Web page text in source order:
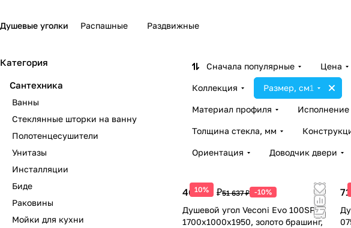
Душевые уголки Распашные Раздвижные
Сначала популярные Цена
Коллекция Размер, см1
Материал профиля Исполнение
Толщина стекла, мм
Ориентация Доводчик двери
10%
46 473 ₽51 637 ₽ -10%
Душевой угол Veconi Evo 100SP G
1700х1000x1950, золото брашинг,
Категория
Сантехника
Ванны
Стеклянные шторки на ванну
Полотенцесушители
Унитазы
Инсталляции
Биде
Раковины
Мойки для кухни